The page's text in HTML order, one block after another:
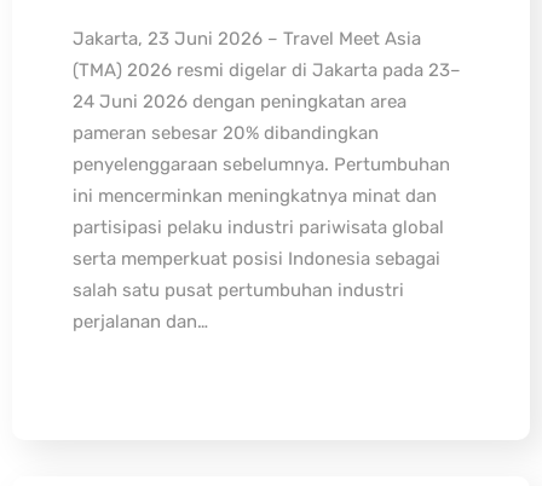
Jakarta, 23 Juni 2026 – Travel Meet Asia
(TMA) 2026 resmi digelar di Jakarta pada 23–
24 Juni 2026 dengan peningkatan area
pameran sebesar 20% dibandingkan
penyelenggaraan sebelumnya. Pertumbuhan
ini mencerminkan meningkatnya minat dan
partisipasi pelaku industri pariwisata global
serta memperkuat posisi Indonesia sebagai
salah satu pusat pertumbuhan industri
perjalanan dan…